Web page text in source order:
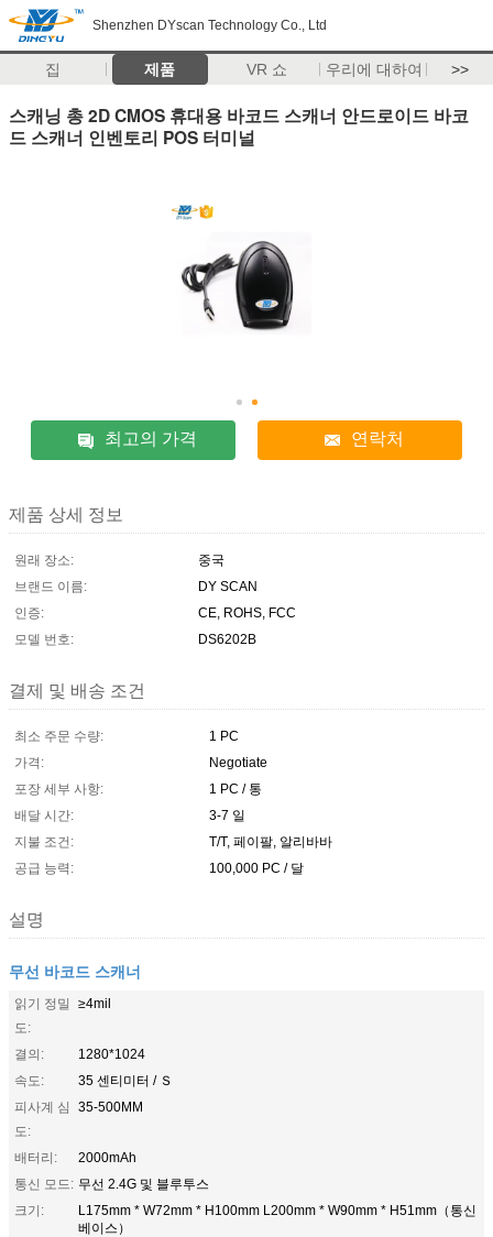
Shenzhen DYscan Technology Co., Ltd
집 제품 VR 쇼 우리에 대하여 >>
스캐닝 총 2D CMOS 휴대용 바코드 스캐너 안드로이드 바코
드 스캐너 인벤토리 POS 터미널
최고의 가격 연락처
제품 상세 정보
원래 장소:
중국
브랜드 이름:
DY SCAN
인증:
CE, ROHS, FCC
모델 번호:
DS6202B
결제 및 배송 조건
최소 주문 수량:
1 PC
가격:
Negotiate
포장 세부 사항:
1 PC / 통
배달 시간:
3-7 일
지불 조건:
T/T, 페이팔, 알리바바
공급 능력:
100,000 PC / 달
설명
무선 바코드 스캐너
읽기 정밀
도:
≥4mil
결의:
1280*1024
속도:
35 센티미터 / Ｓ
피사계 심
도:
35-500MM
배터리:
2000mAh
통신 모드: 무선 2.4G 및 블루투스
크기:
L175mm * W72mm * H100mm L200mm * W90mm * H51mm（통신
베이스）